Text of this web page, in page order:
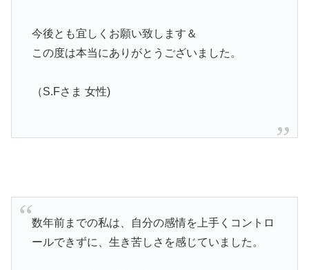
今後とも宜しくお願い致します＆
この度は本当にありがとうございました。
（S.Fさま 女性)
数年前までの私は、自分の感情を上手くコントロ
ールできずに、生き苦しさを感じていました。